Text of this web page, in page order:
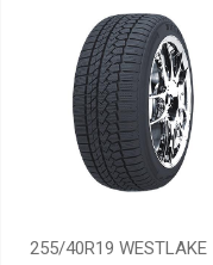
255/40R19 WESTLAKE